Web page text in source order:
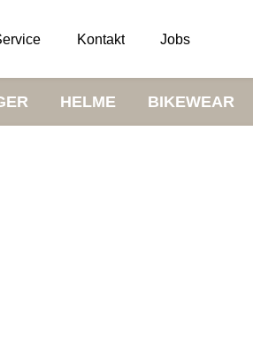
Kontakt Jobs
HELME BIKEWEAR